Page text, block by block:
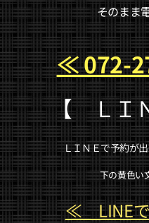
そのまま
≪ 072-
【 ＬＩ
ＬＩＮＥで予約が
下の黄色い
≪ LINE